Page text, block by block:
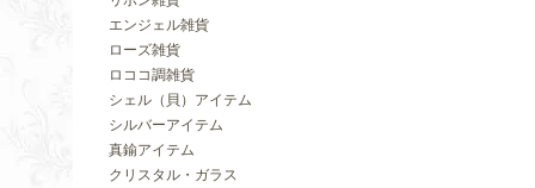
エンジェル雑貨
ローズ雑貨
ロココ調雑貨
シェル（貝）アイテム
シルバーアイテム
真鍮アイテム
クリスタル・ガラス